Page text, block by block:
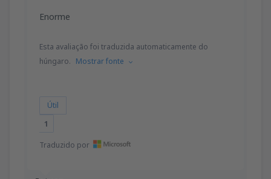
Enorme
Esta avaliação foi traduzida automaticamente do
húngaro. Mostrar fonte
Útil
1
Traduzido por